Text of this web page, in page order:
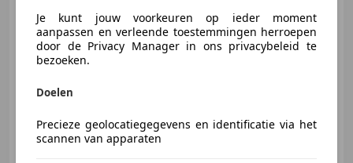
05/2018 123.963 km
Elektro/Benzine
250 kW (340 PK)
Je kunt jouw voorkeuren op ieder moment
aanpassen en verleende toestemmingen herroepen
door de Privacy Manager in ons privacybeleid te
bezoeken.
Doelen
Precieze geolocatiegegevens en identificatie via het
scannen van apparaten